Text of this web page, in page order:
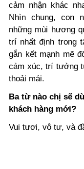
cảm nhận khác
Nhìn chung, con
những mùi hương
trí nhất định trong
gắn kết mạnh mẽ
cảm xúc, trí tưởng
thoải mái.
Ba từ nào chị sẽ
khách hàng mới?
Vui tươi, vô tư, và